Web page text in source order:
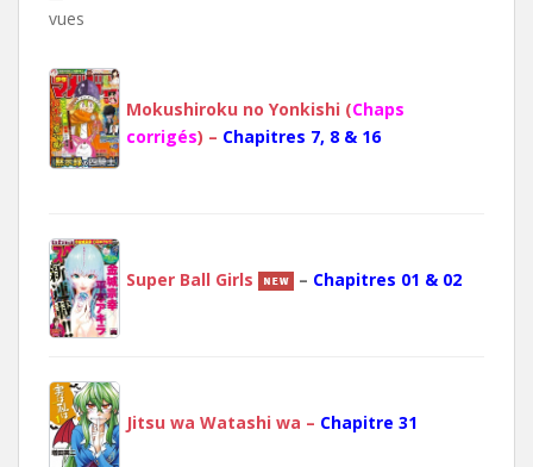
vues
Mokushiroku no Yonkishi (Chaps
corrigés) – Chapitres 7, 8 & 16
Super Ball Girls – Chapitres 01 & 02
Jitsu wa Watashi wa – Chapitre 31